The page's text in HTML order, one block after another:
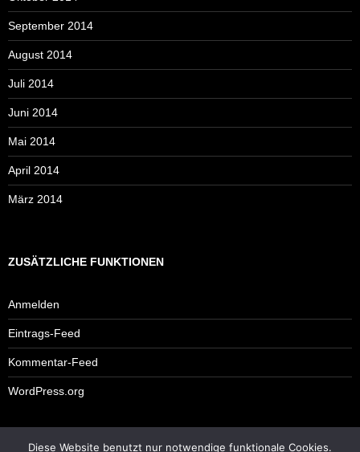
September 2014
August 2014
Juli 2014
Juni 2014
Mai 2014
April 2014
März 2014
ZUSÄTZLICHE FUNKTIONEN
Anmelden
Eintrags-Feed
Kommentar-Feed
WordPress.org
Diese Website benutzt nur notwendige funktionale Cookies.